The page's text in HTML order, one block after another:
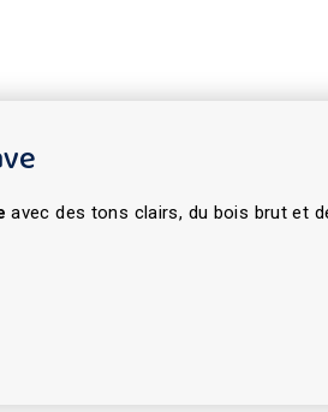
avec des tons clairs, du bois brut et